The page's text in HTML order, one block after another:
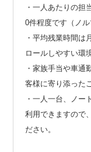
・一人あたりの担
0件程度です（ノル
・平均残業時間は
ロールしやすい環
・家族手当や車通
客様に寄り添った
・一人一台、ノー
利用できますので
ださい。